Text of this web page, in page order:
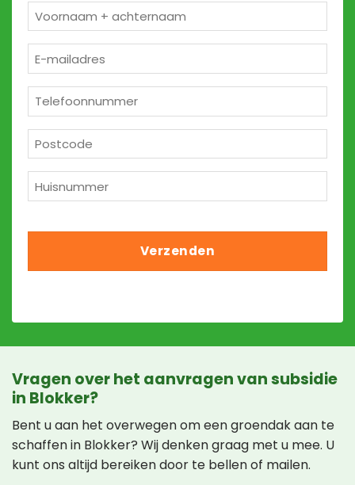
Naam*
E-
mailadres*
Telefoon*
Postcode
Huisnummer
Verzenden
Vragen over het aanvragen van subsidie
in Blokker?
Bent u aan het overwegen om een groendak aan te
schaffen in Blokker? Wij denken graag met u mee. U
kunt ons altijd bereiken door te bellen of mailen.